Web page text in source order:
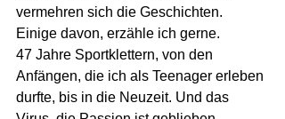
vermehren sich die Geschichten.
Einige davon, erzähle ich gerne.
47 Jahre Sportklettern, von den
Anfängen, die ich als Teenager erleben
durfte, bis in die Neuzeit. Und das